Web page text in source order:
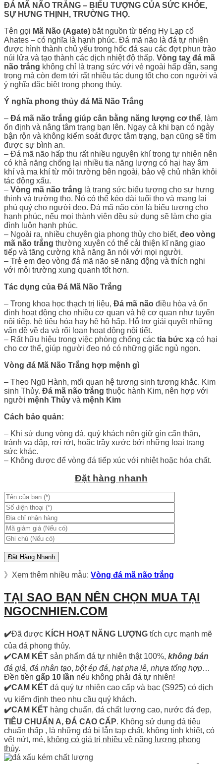
ĐÁ MÃ NÃO TRẮNG – BIỂU TƯỢNG CỦA SỨC KHỎE,
SỰ HƯNG THỊNH, TRƯỜNG THỌ.
Tên gọi Mã Não (Agate) bắt nguồn từ tiếng Hy Lạp cổ
Ahates – có nghĩa là hạnh phúc. Đá mã não là đá tự nhiên
được hình thành chủ yếu trong hốc đá sau các đợt phun trào
núi lửa và tạo thành các dịch nhiệt độ thấp. Vòng tay đá mã
não trắng không chỉ là trang sức với vẻ ngoài hấp dẫn, sang
trọng mà còn đem tới rất nhiều tác dụng tốt cho con người và
ý nghĩa đặc biệt trong phong thủy.
Ý nghĩa phong thủy đá Mã Não Trắng
– Đá mã não trắng giúp cân bằng năng lượng cơ thể, làm
ổn định và nâng tâm trạng bạn lên. Ngay cả khi bạn có ngày
bận rộn và không kiểm soát được tâm trạng, bạn cũng sẽ tìm
được sự bình an.
– Đá mã não hấp thu rất nhiều nguyên khí trong tự nhiên nên
có khả năng chống lại nhiều tia năng lượng có hại hay âm
khí và ma khí từ môi trường bên ngoài, bảo vệ chủ nhân khỏi
tác động xấu.
– Vòng mã não trắng là trang sức biểu tượng cho sự hưng
thịnh và trường thọ. Nó có thể kéo dài tuổi thọ và mang lại
phú quý cho người đeo. Đá mã não còn là biểu tượng cho
hạnh phúc, nếu mọi thành viên đều sử dụng sẽ làm cho gia
đình luôn hạnh phúc.
– Ngoài ra, nhiều chuyên gia phong thủy cho biết, đeo vòng
mã não trắng thường xuyên có thể cải thiện kĩ năng giao
tiếp và tăng cường khả năng ăn nói với mọi người.
– Trẻ em đeo vòng đá mã não sẽ năng động và thích nghi
với môi trường xung quanh tốt hơn.
Tác dụng của Đá Mã Não Trắng
– Trong khoa học thạch trị liệu, Đá mã não điều hòa và ổn
định hoạt động cho nhiều cơ quan và hệ cơ quan như tuyến
nội tiếp, hệ tiêu hóa hay hệ hô hấp. Hỗ trợ giải quyết những
vấn đề về da và rối loạn hoạt động nội tiết.
– Rất hữu hiệu trong việc phòng chống các tia bức xạ có hại
cho cơ thể, giúp người đeo nó có những giấc ngủ ngon.
Vòng đá Mã Não Trắng hợp mệnh gì
– Theo Ngũ Hành, mối quan hệ tương sinh tương khắc. Kim
sinh Thủy. Đá mã não trắng thuộc hành Kim, nên hợp với
người mệnh Thủy và mệnh Kim
Cách bảo quản:
– Khi sử dụng vòng đá, quý khách nên giữ gìn cẩn thận,
tránh va đập, rơi rớt, hoặc trầy xước bởi những loại trang
sức khác.
– Không được để vòng đá tiếp xúc với nhiệt hoặc hóa chất.
Đặt hàng nhanh
》Xem thêm nhiều mẫu: Vòng đá mã não trắng
TẠI SAO BẠN NÊN CHỌN MUA TẠI
NGOCNHIEN.COM
✔️Đã được KÍCH HOẠT NĂNG LƯỢNG tích cực mạnh mẽ
của đá phong thủy.
✔️CAM KẾT sản phẩm đá tự nhiên thật 100%, không bán
đá giả, đá nhân tạo, bột ép đá, hạt pha lê, nhựa tổng hợp…
Đền tiền gấp 10 lần nếu không phải đá tự nhiên!
✔️CAM KẾT đá quý tự nhiên cao cấp và bạc (S925) có dịch
vụ kiểm định theo nhu cầu quý khách.
✔️CAM KẾT hàng chuẩn, đá chất lượng cao, nước đá đẹp,
TIÊU CHUẨN A, ĐÁ CAO CẤP. Không sử dụng đá tiêu
chuẩn thấp , là những đá bị lẫn tạp chất, không tinh khiết, có
vết nứt, mẻ, không có giá trị nhiều về năng lượng phong
thủy.